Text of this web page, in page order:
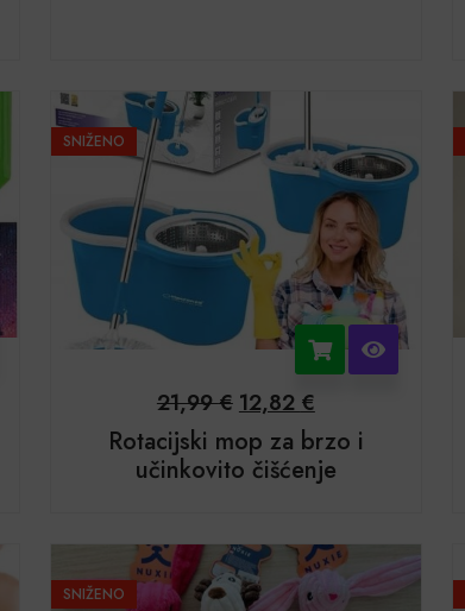
SNIŽENO
21,99€ 12,82 €
Rotacijski mop za brzo i
učinkovito čišćenje
SNIŽENO